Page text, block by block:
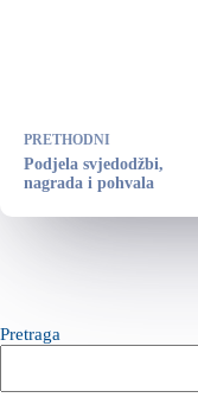
PRETHODNI
Podjela svjedodžbi,
nagrada i pohvala
Pretraga